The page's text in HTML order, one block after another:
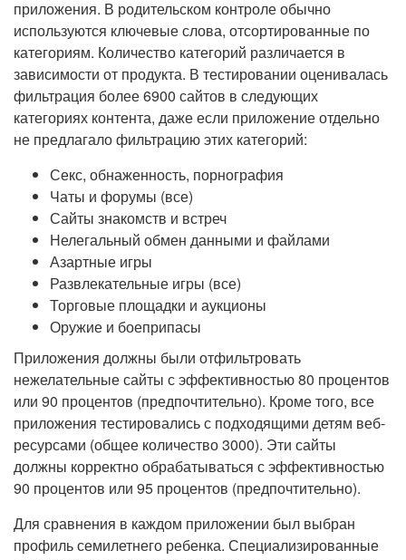
приложения. В родительском контроле обычно
используются ключевые слова, отсортированные по
категориям. Количество категорий различается в
зависимости от продукта. В тестировании оценивалась
фильтрация более 6900 сайтов в следующих
категориях контента, даже если приложение отдельно
не предлагало фильтрацию этих категорий:
Секс, обнаженность, порнография
Чаты и форумы (все)
Сайты знакомств и встреч
Нелегальный обмен данными и файлами
Азартные игры
Развлекательные игры (все)
Торговые площадки и аукционы
Оружие и боеприпасы
Приложения должны были отфильтровать
нежелательные сайты с эффективностью 80 процентов
или 90 процентов (предпочтительно). Кроме того, все
приложения тестировались с подходящими детям веб-
ресурсами (общее количество 3000). Эти сайты
должны корректно обрабатываться с эффективностью
90 процентов или 95 процентов (предпочтительно).
Для сравнения в каждом приложении был выбран
профиль семилетнего ребенка. Специализированные